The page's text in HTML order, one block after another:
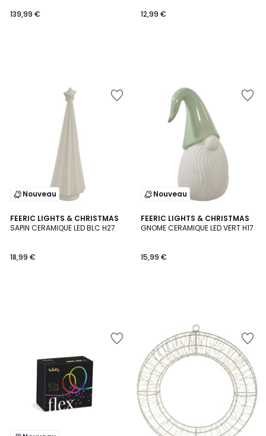
139,99 €
12,99 €
Nouveau
FEERIC LIGHTS & CHRISTMAS
SAPIN CERAMIQUE LED BLC H27
18,99 €
Nouveau
FEERIC LIGHTS & CHRISTMAS
GNOME CERAMIQUE LED VERT H17
15,99 €